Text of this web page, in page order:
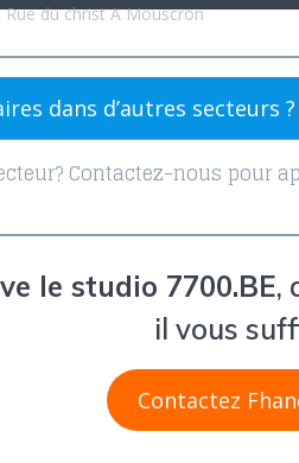
Rue du christ A Mouscron
dans d’autres secteurs
Contactez-nous pour
le studio 7700.BE,
il vous
Contactez